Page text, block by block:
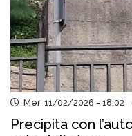
Mer, 11/02/2026 - 18:02
Precipita con